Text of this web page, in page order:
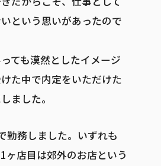
という思いがあったので
ても漠然としたイメージ
た中で内定をいただけた
ました。
勤務しました。いずれも
ヶ店目は郊外のお店という